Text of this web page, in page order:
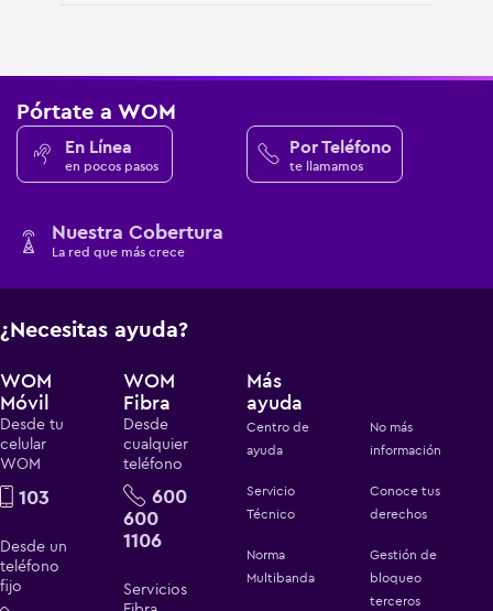
Pórtate a WOM
En Línea
en pocos pasos
Por Teléfono
te llamamos
Nuestra Cobertura
La red que más crece
¿Necesitas ayuda?
WOM
Móvil
Desde tu
celular
WOM
103
Desde un
teléfono
fijo
WOM
Fibra
Desde
cualquier
teléfono
600
600
1106
Servicios
Más
ayuda
Centro de
ayuda
Servicio
Técnico
Norma
Multibanda
No más
información
Conoce tus
derechos
Gestión de
bloqueo
terceros